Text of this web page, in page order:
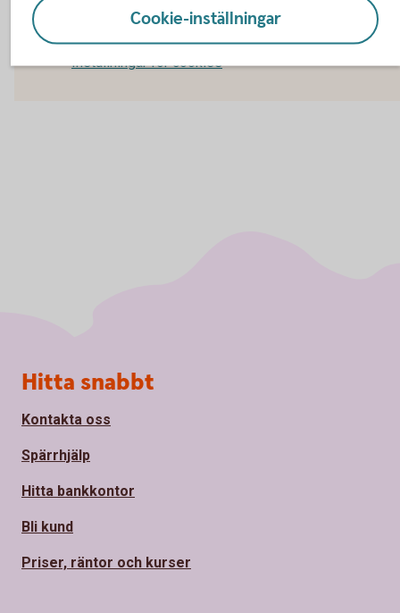
För att se detta innehåll behöver du först godkänna
cookies för Funktioner, prestanda och statistik.
Inställningar för cookies
Cookie-inställningar
Sidfot
Hitta snabbt
Kontakta oss
Spärrhjälp
Hitta bankkontor
Bli kund
Priser, räntor och kurser